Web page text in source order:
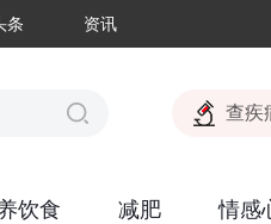
条 资讯
查疾
饮食 减肥 情感